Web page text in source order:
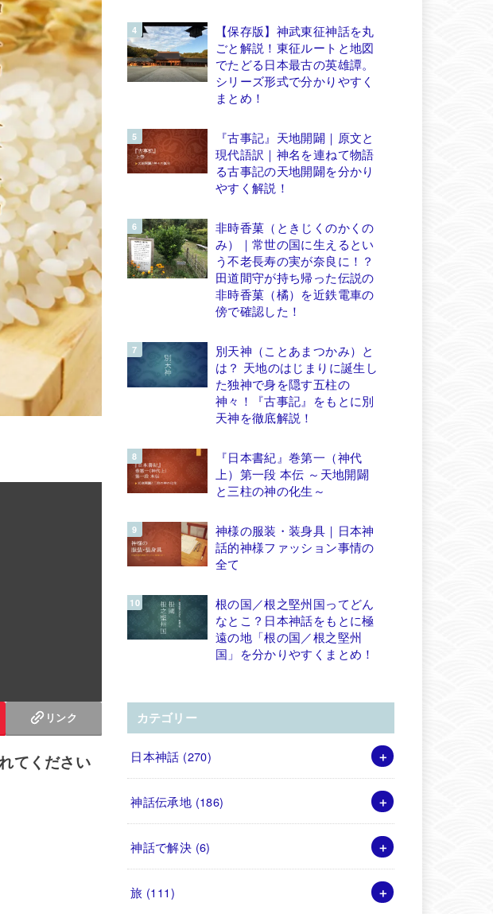
リンク
てください
【保存版】神武東征神話を丸
ごと解説！東征ルートと地図
でたどる日本最古の英雄譚。
シリーズ形式で分かりやすく
まとめ！
『古事記』天地開闢｜原文と
現代語訳｜神名を連ねて物語
る古事記の天地開闢を分かり
やすく解説！
非時香菓（ときじくのかくの
み）｜常世の国に生えるとい
う不老長寿の実が奈良に！？
田道間守が持ち帰った伝説の
非時香菓（橘）を近鉄電車の
傍で確認した！
別天神（ことあまつかみ）と
は？ 天地のはじまりに誕生し
た独神で身を隠す五柱の
神々！『古事記』をもとに別
天神を徹底解説！
『日本書紀』巻第一（神代
上）第一段 本伝 ～天地開闢
と三柱の神の化生～
神様の服装・装身具｜日本神
話的神様ファッション事情の
全て
根の国／根之堅州国ってどん
なとこ？日本神話をもとに極
遠の地「根の国／根之堅州
国」を分かりやすくまとめ！
カテゴリー
日本神話 (270)
神話伝承地 (186)
神話で解決 (6)
旅 (111)